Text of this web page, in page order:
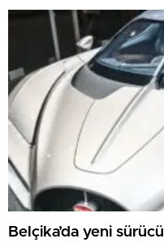
Belçika’da yeni